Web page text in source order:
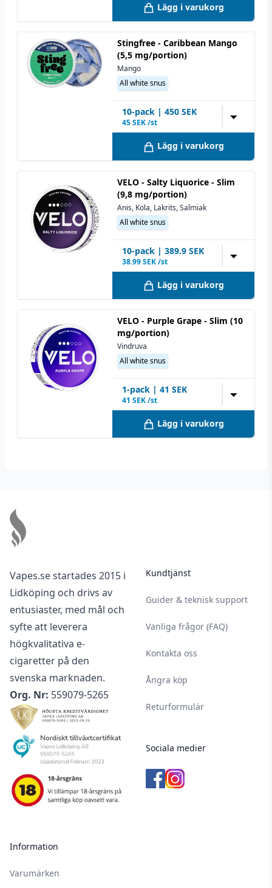
Lägg i varukorg
Stingfree - Caribbean Mango
(5,5 mg/portion)
Mango
All white snus
10-pack | 450 SEK
45SEK /st
▼
Lägg i varukorg
VELO - Salty Liquorice - Slim
(9,8 mg/portion)
Anis, Kola, Lakrits, Salmiak
All white snus
10-pack | 389.9 SEK
38.99SEK /st
▼
Lägg i varukorg
VELO - Purple Grape - Slim (10
mg/portion)
Vindruva
All white snus
1-pack | 41 SEK
41 SEK /st
▼
Lägg i varukorg
Vapes.se startades 2015 i
Lidköping och drivs av
entusiaster, med mål och
syfte att leverera
högkvalitativa e-
cigaretter på den
svenska marknaden.
Org. Nr: 559079-5265
Information
Varumärken
Kundtjänst
Guider & teknisk support
Vanliga frågor (FAQ)
Kontakta oss
Ångra köp
Returformulär
Sociala medier